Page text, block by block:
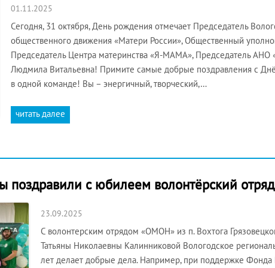
01.11.2025
Сегодня, 31 октября, День рождения отмечает Председатель
общественного движения «Матери России», Общественный
Председатель Центра материнства «Я-МАМА», Председатель
Людмила Витальевна! Примите самые добрые поздравления с
в одной команде! Вы – энергичный, творческий,…
читать далее
поздравили с юбилеем волонтёрский
23.09.2025
С волонтерским отрядом «ОМОН» из п. Вохтога
Татьяны Николаевны Калинниковой Вологодское
лет делает добрые дела. Например, при поддержке